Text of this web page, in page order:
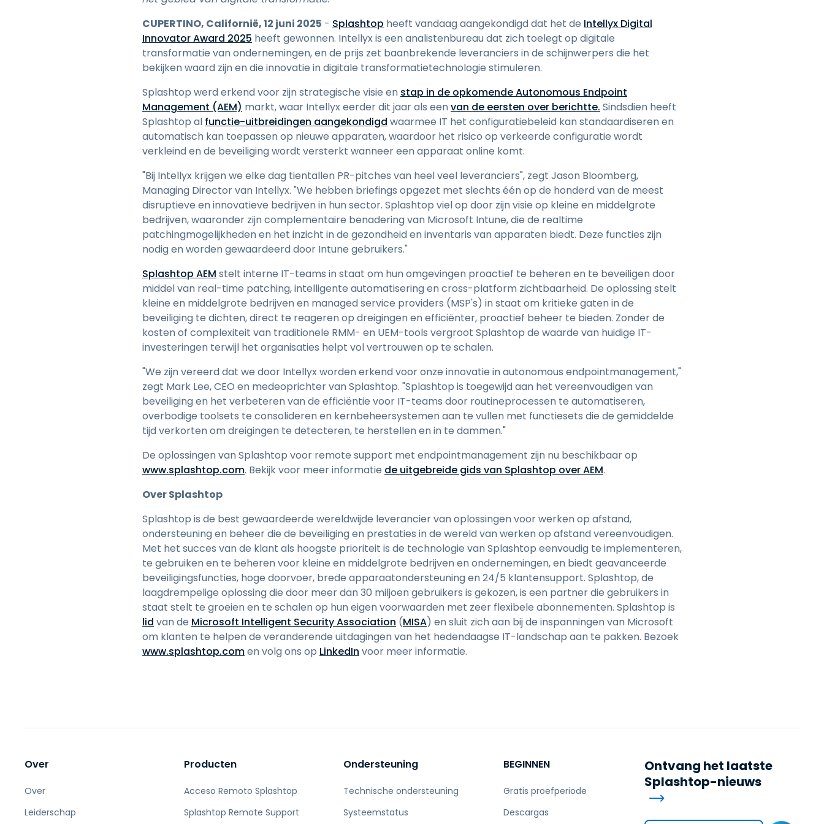
Remote access via
RDP/SSH/VNC
Op afstand werken met
Wacom
Labo's
Endpoint-beveiliging
Ontdek alle behoeften Ontdek alle sectoren
한국어
ภาษาไทย
CUPERTINO, Californië, 12 juni 2025 - Splashtop heeft vandaag aangekondigd dat het de Intellyx Digital
Innovator Award 2025 heeft gewonnen. Intellyx is een analistenbureau dat zich toelegt op digitale
transformatie van ondernemingen, en de prijs zet baanbrekende leveranciers in de schijnwerpers die het
bekijken waard zijn en die innovatie in digitale transformatietechnologie stimuleren.
Splashtop werd erkend voor zijn strategische visie en stap in de opkomende Autonomous Endpoint
Management (AEM) markt, waar Intellyx eerder dit jaar als eenvan de eersten over berichtte. Sindsdien heeft
Splashtop al functie-uitbreidingen aangekondigd waarmee IT het configuratiebeleid kan standaardiseren en
automatisch kan toepassen op nieuwe apparaten, waardoor het risico op verkeerde configuratie wordt
verkleind en de beveiliging wordt versterkt wanneer een apparaat online komt.
"Bij Intellyx krijgen we elke dag tientallen PR-pitches van heel veel leveranciers", zegt Jason Bloomberg,
Managing Director van Intellyx. "We hebben briefings opgezet met slechts één op de honderd van de meest
disruptieve en innovatieve bedrijven in hun sector. Splashtop viel op door zijn visie op kleine en middelgrote
bedrijven, waaronder zijn complementaire benadering van Microsoft Intune, die de realtime
patchingmogelijkheden en het inzicht in de gezondheid en inventaris van apparaten biedt. Deze functies zijn
nodig en worden gewaardeerd door Intune gebruikers."
Splashtop AEM stelt interne IT-teams in staat om hun omgevingen proactief te beheren en te beveiligen door
middel van real-time patching, intelligente automatisering en cross-platform zichtbaarheid. De oplossing stelt
kleine en middelgrote bedrijven en managed service providers (MSP's) in staat om kritieke gaten in de
beveiliging te dichten, direct te reageren op dreigingen en efficiënter, proactief beheer te bieden. Zonder de
kosten of complexiteit van traditionele RMM- en UEM-tools vergroot Splashtop de waarde van huidige IT-
investeringen terwijl het organisaties helpt vol vertrouwen op te schalen.
"We zijn vereerd dat we door Intellyx worden erkend voor onze innovatie in autonomous endpointmanagement,"
zegt Mark Lee, CEO en medeoprichter van Splashtop. "Splashtop is toegewijd aan het vereenvoudigen van
beveiliging en het verbeteren van de efficiëntie voor IT-teams door routineprocessen te automatiseren,
overbodige toolsets te consolideren en kernbeheersystemen aan te vullen met functiesets die de gemiddelde
tijd verkorten om dreigingen te detecteren, te herstellen en in te dammen."
De oplossingen van Splashtop voor remote support met endpointmanagement zijn nu beschikbaar op
www.splashtop.com. Bekijk voor meer informatie de uitgebreide gids van Splashtop over AEM.
Over Splashtop
Splashtop is de best gewaardeerde wereldwijde leverancier van oplossingen voor werken op afstand,
ondersteuning en beheer die de beveiliging en prestaties in de wereld van werken op afstand vereenvoudigen.
Met het succes van de klant als hoogste prioriteit is de technologie van Splashtop eenvoudig te implementeren,
te gebruiken en te beheren voor kleine en middelgrote bedrijven en ondernemingen, en biedt geavanceerde
beveiligingsfuncties, hoge doorvoer, brede apparaatondersteuning en 24/5 klantensupport. Splashtop, de
laagdrempelige oplossing die door meer dan 30 miljoen gebruikers is gekozen, is een partner die gebruikers in
staat stelt te groeien en te schalen op hun eigen voorwaarden met zeer flexibele abonnementen. Splashtop is
lid van de Microsoft Intelligent Security Association (MISA) en sluit zich aan bij de inspanningen van Microsoft
om klanten te helpen de veranderende uitdagingen van het hedendaagse IT-landschap aan te pakken. Bezoek
www.splashtop.comen volg ons op LinkedIn voor meer informatie.
Over
Over
Leiderschap
Producten
Acceso Remoto Splashtop
Splashtop Remote Support
Ondersteuning
Technische ondersteuning
Systeemstatus
BEGINNEN
Gratis proefperiode
Descargas
Ontvang het laatste
Splashtop-nieuws